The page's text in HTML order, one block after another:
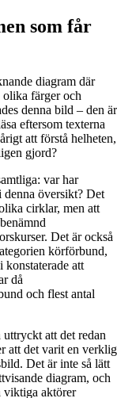
som får
diagram där
olika färger och
denna bild – den är
eftersom texterna
att förstå helheten,
gjord?
var har
översikt? Det
cirklar, men att
Det är också
körförbund,
konstaterade att
då
och flest antal
att det redan
att det varit en verklig
Det är inte så lätt
diagram, och
viktiga aktörer